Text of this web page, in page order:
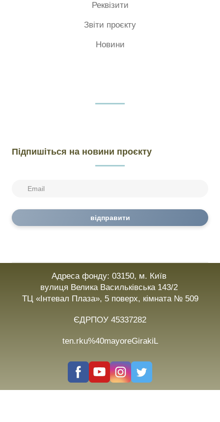
Реквізити
Звіти проєкту
Новини
Підпишіться на новини проєкту
відправити
Адреса фонду: 03150, м. Київ
вулиця Велика Васильківська 143/2
ТЦ «Інтевал Плаза», 5 поверх, кімната № 509
ЄДРПОУ 45337282
ten.rku%40mayoreGirakiL